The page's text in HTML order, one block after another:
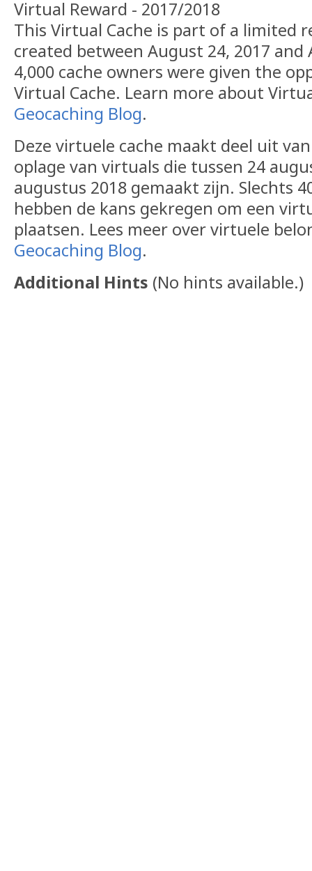
Virtual Reward - 2017/2018
This Virtual Cache is part of a limited
created between August 24, 2017 and
4,000 cache owners were given the
Virtual Cache. Learn more about
Geocaching Blog.
Deze virtuele cache maakt deel uit
oplage van virtuals die tussen 24
augustus 2018 gemaakt zijn. Slechts
hebben de kans gekregen om een
plaatsen. Lees meer over virtuele
Geocaching Blog.
Additional Hints (No hints available.)